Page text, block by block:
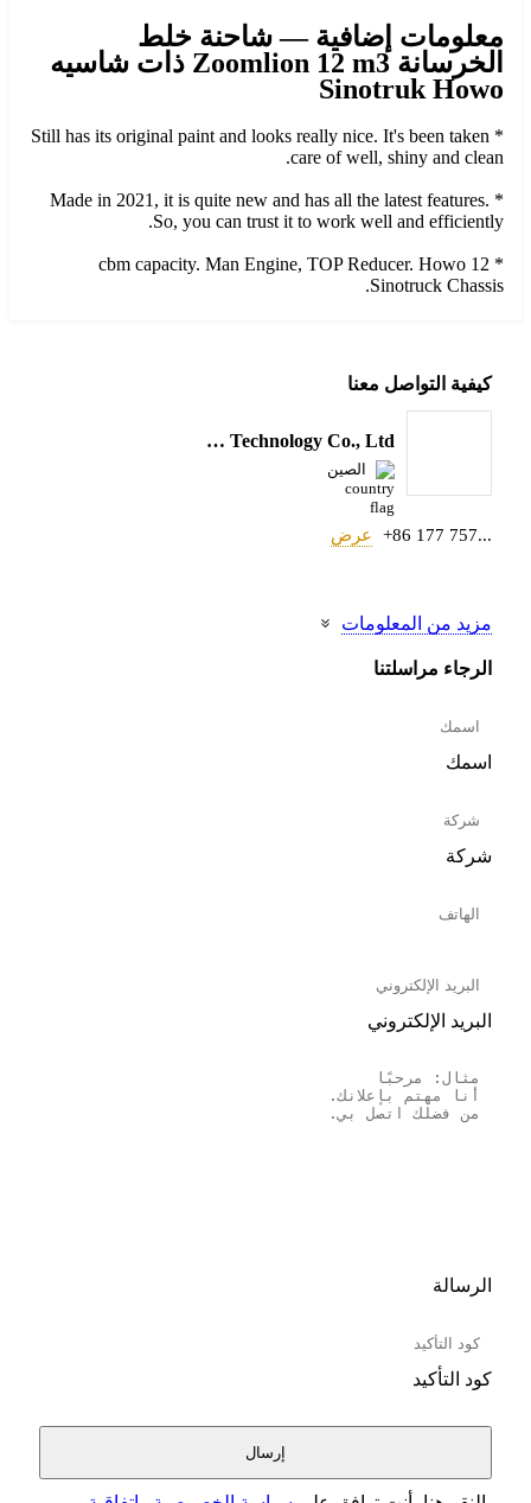
معلومات إضافية — شاحنة خلط
الخرسانة Zoomlion 12 m3 ذات شاسيه
Sinotruk Howo
* Still has its original paint and looks really nice. It's been taken
care of well, shiny and clean.
* Made in 2021, it is quite new and has all the latest features.
So, you can trust it to work well and efficiently.
* 12 cbm capacity. Man Engine, TOP Reducer. Howo
Sinotruck Chassis.
كيفية التواصل معنا
Hunan imachine Technology Co., Ltd.
الصين
+86 177 757... عرض
مزيد من المعلومات
الرجاء مراسلتنا
اسمك
شركة
البريد الإلكتروني
الرسالة
كود التأكيد